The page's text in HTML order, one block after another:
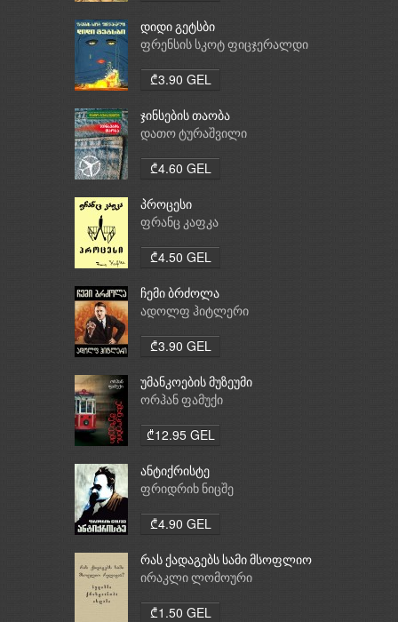
დიდი გეტსბი
ფრენსის სკოტ ფიცჯერალდი
₾3.90 GEL
ჯინსების თაობა
დათო ტურაშვილი
₾4.60 GEL
პროცესი
ფრანც კაფკა
₾4.50 GEL
ჩემი ბრძოლა
ადოლფ ჰიტლერი
₾3.90 GEL
უმანკოების მუზეუმი
ორჰან ფამუქი
₾12.95 GEL
ანტიქრისტე
ფრიდრიხ ნიცშე
₾4.90 GEL
რას ქადაგებს სამი მსოფლიო
რელიგია: ბუდიზმი,
ირაკლი ლომოური
₾1.50 GEL